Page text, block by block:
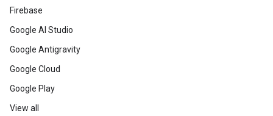
Firebase
Google AI Studio
Google Antigravity
Google Cloud
Google Play
View all